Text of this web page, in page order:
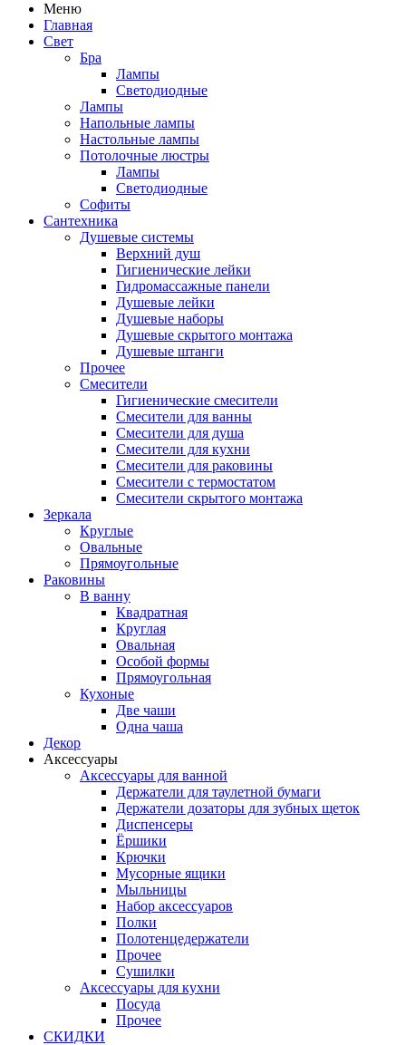
Меню
Главная
Свет
Бра
Лампы
Светодиодные
Лампы
Напольные лампы
Настольные лампы
Потолочные люстры
Лампы
Светодиодные
Софиты
Сантехника
Душевые системы
Верхний душ
Гигиенические лейки
Гидромассажные панели
Душевые лейки
Душевые наборы
Душевые скрытого монтажа
Душевые штанги
Прочее
Смесители
Гигиенические смесители
Смесители для ванны
Смесители для душа
Смесители для кухни
Смесители для раковины
Смесители с термостатом
Смесители скрытого монтажа
Зеркала
Круглые
Овальные
Прямоугольные
Раковины
В ванну
Квадратная
Круглая
Овальная
Особой формы
Прямоугольная
Кухоные
Две чаши
Одна чаша
Декор
Аксессуары
Аксессуары для ванной
Держатели для таулетной бумаги
Держатели дозаторы для зубных щеток
Диспенсеры
Ёршики
Крючки
Мусорные ящики
Мыльницы
Набор аксессуаров
Полки
Полотенцедержатели
Прочее
Сушилки
Аксессуары для кухни
Посуда
Прочее
СКИДКИ